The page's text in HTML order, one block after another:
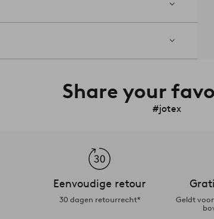
Share your
#jotex
Eenvoudige retour
30 dagen retourrecht*
Geldt